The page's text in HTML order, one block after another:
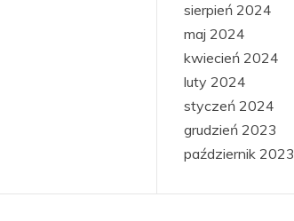
sierpień 2024
maj 2024
kwiecień 2024
luty 2024
styczeń 2024
grudzień 2023
październik 2023